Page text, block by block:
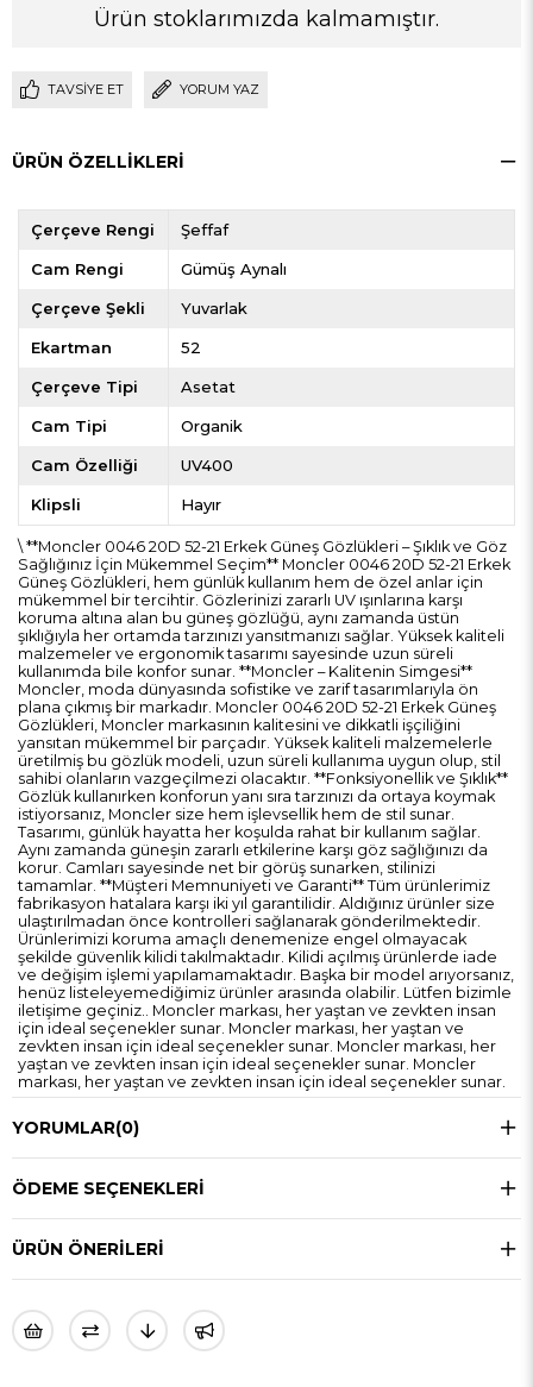
Ürün stoklarımızda kalmamıştır.
TAVSIYE ET YORUM YAZ
ÜRÜN ÖZELLIKLERI
Çerçeve Rengi Şeffaf
Cam Rengi Gümüş Aynalı
Çerçeve Şekli Yuvarlak
Ekartman 52
Çerçeve Tipi Asetat
Cam Tipi Organik
Cam Özelliği UV400
Klipsli Hayır
\ **Moncler 0046 20D 52-21 Erkek Güneş Gözlükleri – Şıklık ve Göz
Sağlığınız İçin Mükemmel Seçim** Moncler 0046 20D 52-21 Erkek
Güneş Gözlükleri, hem günlük kullanım hem de özel anlar için
mükemmel bir tercihtir. Gözlerinizi zararlı UV ışınlarına karşı
koruma altına alan bu güneş gözlüğü, aynı zamanda üstün
şıklığıyla her ortamda tarzınızı yansıtmanızı sağlar. Yüksek kaliteli
malzemeler ve ergonomik tasarımı sayesinde uzun süreli
kullanımda bile konfor sunar. **Moncler – Kalitenin Simgesi**
Moncler, moda dünyasında sofistike ve zarif tasarımlarıyla ön
plana çıkmış bir markadır. Moncler 0046 20D 52-21 Erkek Güneş
Gözlükleri, Moncler markasının kalitesini ve dikkatli işçiliğini
yansıtan mükemmel bir parçadır. Yüksek kaliteli malzemelerle
üretilmiş bu gözlük modeli, uzun süreli kullanıma uygun olup, stil
sahibi olanların vazgeçilmezi olacaktır. **Fonksiyonellik ve Şıklık**
Gözlük kullanırken konforun yanı sıra tarzınızı da ortaya koymak
istiyorsanız, Moncler size hem işlevsellik hem de stil sunar.
Tasarımı, günlük hayatta her koşulda rahat bir kullanım sağlar.
Aynı zamanda güneşin zararlı etkilerine karşı göz sağlığınızı da
korur. Camları sayesinde net bir görüş sunarken, stilinizi
tamamlar. **Müşteri Memnuniyeti ve Garanti** Tüm ürünlerimiz
fabrikasyon hatalara karşı iki yıl garantilidir. Aldığınız ürünler size
ulaştırılmadan önce kontrolleri sağlanarak gönderilmektedir.
Ürünlerimizi koruma amaçlı denemenize engel olmayacak
şekilde güvenlik kilidi takılmaktadır. Kilidi açılmış ürünlerde iade
ve değişim işlemi yapılamamaktadır. Başka bir model arıyorsanız,
henüz listeleyemediğimiz ürünler arasında olabilir. Lütfen bizimle
iletişime geçiniz.. Moncler markası, her yaştan ve zevkten insan
için ideal seçenekler sunar. Moncler markası, her yaştan ve
zevkten insan için ideal seçenekler sunar. Moncler markası, her
yaştan ve zevkten insan için ideal seçenekler sunar. Moncler
markası, her yaştan ve zevkten insan için ideal seçenekler sunar.
YORUMLAR(0)
ÖDEME SEÇENEKLERI
ÜRÜN ÖNERILERI